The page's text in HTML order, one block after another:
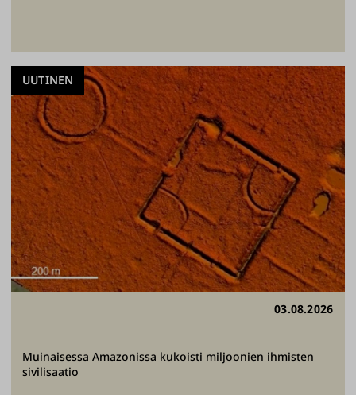
03.08.2026
Muinaisessa Amazonissa kukoisti miljoonien ihmisten
sivilisaatio
UUTINEN